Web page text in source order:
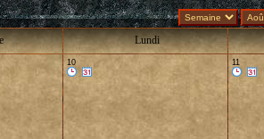
Lundi
10 11